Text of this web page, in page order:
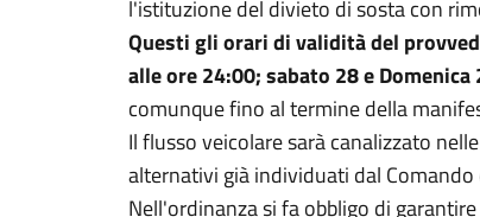
l'istituzione del divieto di sosta con
Questi gli orari di validità del
alle ore 24:00; sabato 28 e
comunque fino al termine della
Il flusso veicolare sarà canalizzato
alternativi già individuati dal Comando
Nell'ordinanza si fa obbligo di